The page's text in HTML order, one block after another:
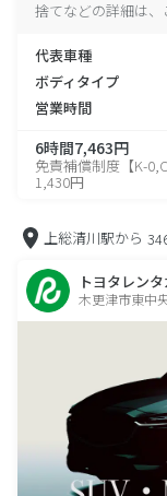
捨てなどの詳細は、
代表車種
ボディタイプ
営業時間
6時間7,463円
免責補償制度【K-
1,430円
上総清川駅から
トヨタレン
木更津市東中